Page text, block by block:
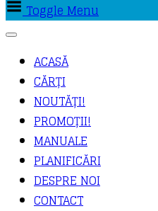
Toggle Menu
ACASĂ
CĂRȚI
NOUTĂȚI!
PROMOȚII!
MANUALE
PLANIFICĂRI
DESPRE NOI
CONTACT